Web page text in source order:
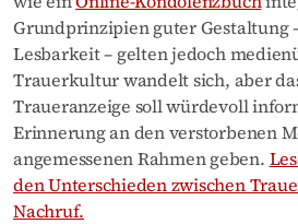
Grundprinzipien guter Gestaltung
Lesbarkeit – gelten jedoch
Trauerkultur wandelt sich, aber
Traueranzeige soll würdevoll
Erinnerung an den verstorbenen
angemessenen Rahmen geben.
den Unterschieden zwischen
Nachruf.